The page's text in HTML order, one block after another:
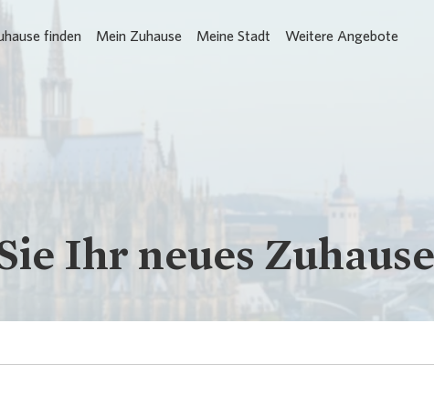
finden Mein Zuhause Meine Stadt Weitere Angebote
Ihr neues Zuhause